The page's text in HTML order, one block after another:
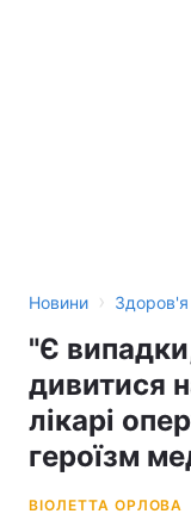
Новини › Здоров'я
"Є
дивитися
лікарі
героїзм
ВІОЛЕТТА ОРЛОВА